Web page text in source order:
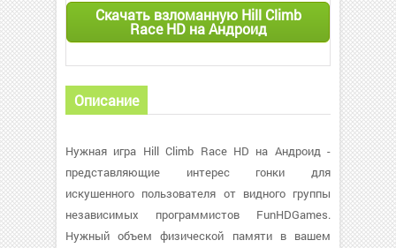
Скачать взломанную Hill Climb
Race HD на Андроид
Описание
Нужная игра Hill Climb Race HD на Андроид -
представляющие интерес гонки для
искушенного пользователя от видного группы
независимых программистов FunHDGames.
Нужный объем физической памяти в вашем